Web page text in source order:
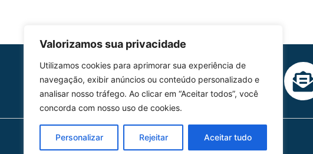
Valorizamos sua privacidade
Utilizamos cookies para aprimorar sua experiência de
navegação, exibir anúncios ou conteúdo personalizado e
analisar nosso tráfego. Ao clicar em “Aceitar todos”, você
concorda com nosso uso de cookies.
Personalizar Rejeitar Aceitar tudo
HOMOLGAÇÃO
COM 2109-02/ANAC